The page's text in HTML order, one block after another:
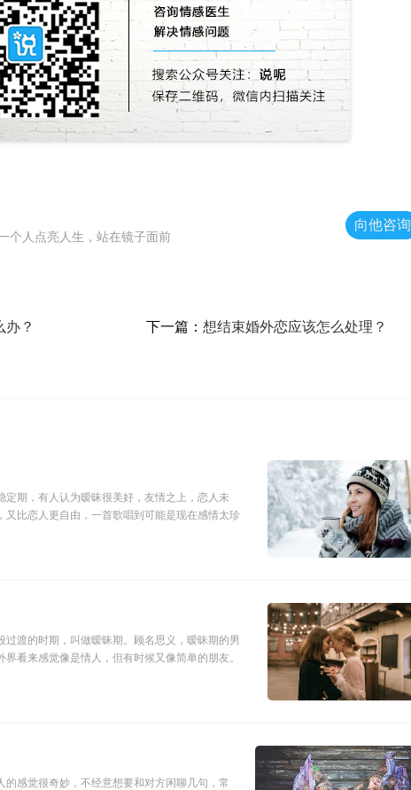
个人点亮人生，站在镜子面前
向他咨询
办？ 下一篇： 想结束婚外恋应该怎么处理？
期，有人认为暧昧很美好，友情之上，恋人未
比恋人更自由，一首歌唱到可能是现在感情太珍
过渡的时期，叫做暧昧期。顾名思义，暧昧期的男
看来感觉像是情人，但有时候又像简单的朋友。
的感觉很奇妙，不经意想要和对方闲聊几句，常